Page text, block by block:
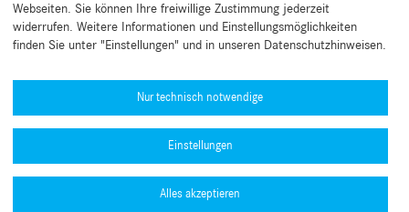
Webseiten. Sie können Ihre freiwillige Zustimmung jederzeit
widerrufen. Weitere Informationen und Einstellungsmöglichkeiten
finden Sie unter "Einstellungen" und in unseren Datenschutzhinweisen.
Nur technisch notwendige
Einstellungen
Alles akzeptieren
Hilfe benötigt?
Mercedes-Benz Global Training
News